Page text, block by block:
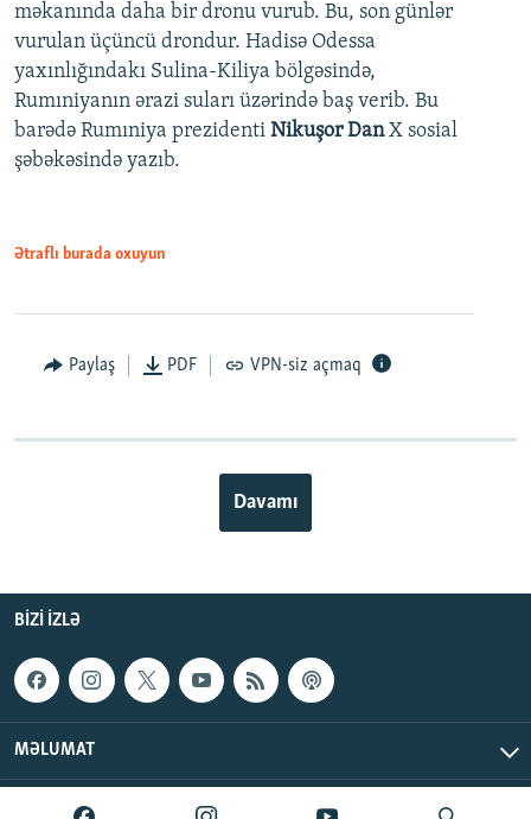
məkanında daha bir dronu vurub. Bu, son günlər
vurulan üçüncü drondur. Hadisə Odessa
yaxınlığındakı Sulina-Kiliya bölgəsində,
Rumıniyanın ərazi suları üzərində baş verib. Bu
barədə Rumıniya prezidenti Nikuşor DanX sosial
şəbəkəsində yazıb.
Ətraflı burada oxuyun
Paylaş PDF VPN-siz açmaq
Davamı
BIZI IZLƏ
MƏLUMAT
AzadlıqRadiosu © 2026 Inc. | Bütün hüquqlar qorunur